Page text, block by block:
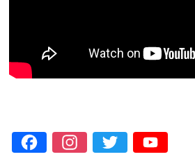
Facebook
Instagram
Twitter